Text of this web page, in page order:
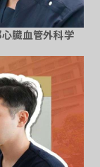
臓血管外科学